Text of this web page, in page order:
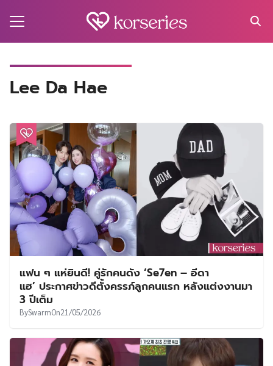
Lee Da Hae
แฟน ๆ แห่ยินดี! คู่รักคนดัง ‘Se7en – อีดา
แฮ’ ประกาศข่าวดีตั้งครรภ์ลูกคนแรก หลังแต่งงานมา
3 ปีเต็ม
BySwarmOn21/05/2026